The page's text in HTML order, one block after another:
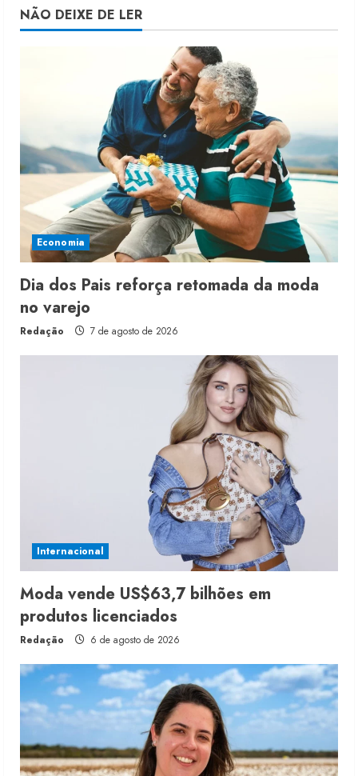
NÃO DEIXE DE LER
Economia
Dia dos Pais reforça retomada da moda
no varejo
Redação 7 de agosto de 2026
Internacional
Moda vende US$63,7 bilhões em
produtos licenciados
Redação 6 de agosto de 2026